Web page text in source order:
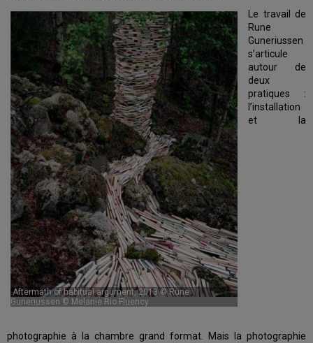
Aftermath of habitual argument, 2013 © Rune
Guneriussen © Melanie Rio Fluency
Le travail de
Rune
Guneriussen
s’articule
autour de
deux
pratiques :
l’installation
et la
photographie à la chambre grand format. Mais la photographie